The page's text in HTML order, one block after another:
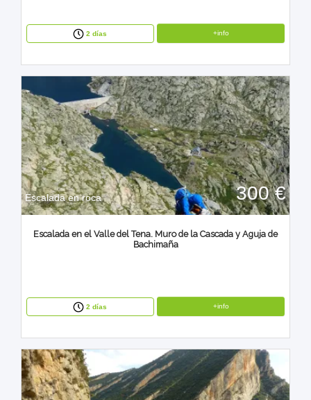
2 días +info
Escalada en roca 300 €
Escalada en el Valle del Tena. Muro de la Cascada y Aguja de
Bachimaña
2 días +info